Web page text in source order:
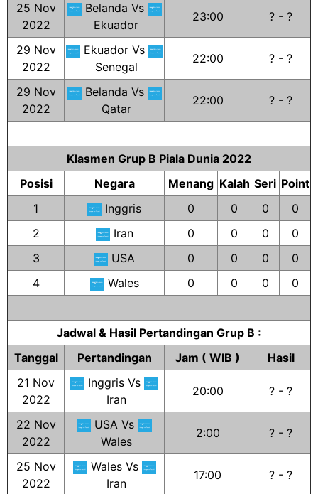
25 Nov
2022
Belanda Vs
Ekuador
23:00 ? - ?
29 Nov
2022
Ekuador Vs
Senegal
22:00 ? - ?
29 Nov
2022
Belanda Vs
Qatar
22:00 ? - ?
Klasmen Grup B Piala Dunia 2022
Posisi
Negara Menang Kalah Seri Point
1
Inggris 0 0 0
0
2
Iran 0 0 0
0
3
USA 0 0 0
0
4
Wales 0 0 0 0
Jadwal & Hasil Pertandingan Grup B :
Tanggal
Pertandingan Jam ( WIB )
Hasil
21 Nov
2022
Inggris Vs
Iran
20:00 ? - ?
22 Nov
2022
USA Vs
Wales
2:00 ? - ?
25 Nov
2022
Wales Vs
Iran
17:00 ? - ?